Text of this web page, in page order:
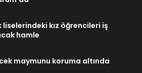
liselerindeki kız öğrencileri iş
hamle
maymunu koruma altında